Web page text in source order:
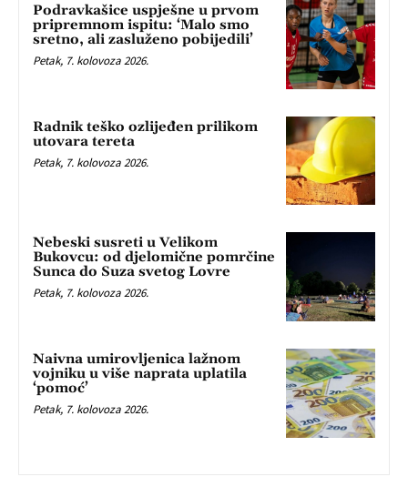
Podravkašice uspješne u prvom
pripremnom ispitu: ‘Malo smo
sretno, ali zasluženo pobijedili’
Petak, 7. kolovoza 2026.
Radnik teško ozlijeđen prilikom
utovara tereta
Petak, 7. kolovoza 2026.
Nebeski susreti u Velikom
Bukovcu: od djelomične pomrčine
Sunca do Suza svetog Lovre
Petak, 7. kolovoza 2026.
Naivna umirovljenica lažnom
vojniku u više naprata uplatila
‘pomoć’
Petak, 7. kolovoza 2026.